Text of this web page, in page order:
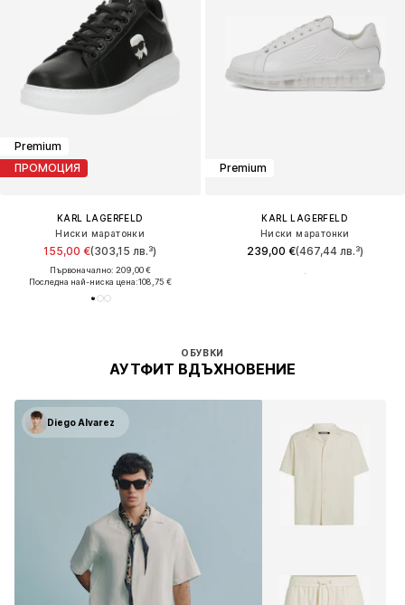
Premium
ПРОМОЦИЯ
KARL LAGERFELD
Ниски маратонки
155,00 €(303,15 лв.³)
Първоначално: 209,00 €
Последна най-ниска цена:108,75 €
Premium
KARL LAGERFELD
Ниски маратонки
239,00 €(467,44 лв.³)
ОБУВКИ
АУТФИТ ВДЪХНОВЕНИЕ
Diego Alvarez